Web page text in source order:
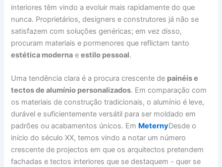
interiores têm vindo a evoluir mais rapidamente do que
nunca. Proprietários, designers e construtores já não se
satisfazem com soluções genéricas; em vez disso,
procuram materiais e pormenores que reflictam tanto
estética moderna eestilo pessoal.
Uma tendência clara é a procura crescente de painéis e
tectos de alumínio personalizados. Em comparação com
os materiais de construção tradicionais, o alumínio é leve,
durável e suficientemente versátil para ser moldado em
padrões ou acabamentos únicos. Em MeternyDesde o
início do século XX, temos vindo a notar um número
crescente de projectos em que os arquitectos pretendem
fachadas e tectos interiores que se destaquem - quer se